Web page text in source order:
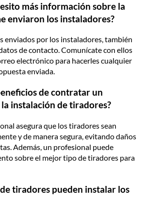
más información sobre la
enviaron los instaladores?
enviados por los instaladores, también
de contacto. Comunícate con ellos
electrónico para hacerles cualquier
enviada.
de contratar un
instalación de tiradores?
asegura que los tiradores sean
y de manera segura, evitando daños
Además, un profesional puede
sobre el mejor tipo de tiradores para
tiradores pueden instalar los